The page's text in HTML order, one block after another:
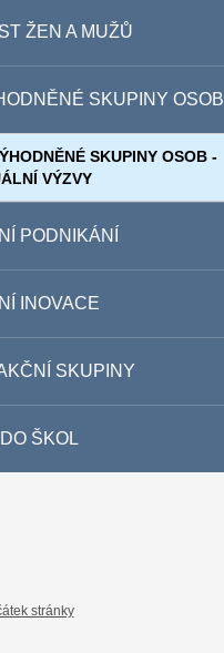
ŽEN A MUŽŮ
SKUPINY OSOB
SKUPINY OSOB -
VÝZVY
PODNIKÁNÍ
INOVACE
SKUPINY
ŠKOL
stránky